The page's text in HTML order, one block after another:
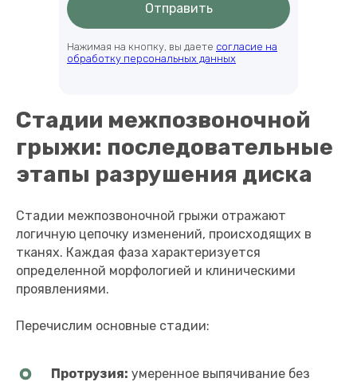
Отправить
Нажимая на кнопку, вы даете согласие на
обработку персональных данных
Стадии межпозвоночной
грыжи: последовательные
этапы разрушения диска
Стадии межпозвоночной грыжи отражают
логичную цепочку изменений, происходящих в
тканях. Каждая фаза характеризуется
определенной морфологией и клиническими
проявлениями.
Перечислим основные стадии:
Протрузия: умеренное выпячивание без